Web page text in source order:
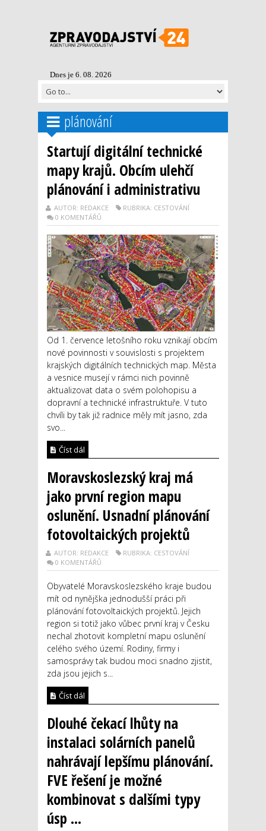
Dnes je 6. 08. 2026
plánování
Startují digitální technické
mapy krajů. Obcím ulehčí
plánování i administrativu
AUTOR: REDAKCE
RUBRIKA: CESTOVÁNÍ
0 KOMENTÁŘŮ
Od 1. července letošního roku vznikají obcím
nové povinnosti v souvislosti s projektem
krajských digitálních technických map. Města
a vesnice musejí v rámci nich povinně
aktualizovat data o svém polohopisu a
dopravní a technické infrastruktuře. V tuto
chvíli by tak již radnice měly mít jasno, zda
svo...
Číst dál
Moravskoslezský kraj má
jako první region mapu
oslunění. Usnadní plánování
fotovoltaických projektů
AUTOR: REDAKCE
RUBRIKA: CESTOVÁNÍ
0 KOMENTÁŘŮ
Obyvatelé Moravskoslezského kraje budou
mít od nynějška jednodušší práci při
plánování fotovoltaických projektů. Jejich
region si totiž jako vůbec první kraj v Česku
nechal zhotovit kompletní mapu oslunění
celého svého území. Rodiny, firmy i
samosprávy tak budou moci snadno zjistit,
zda jsou jejich s...
Číst dál
Dlouhé čekací lhůty na
instalaci solárních panelů
nahrávají lepšímu plánování.
FVE řešení je možné
kombinovat s dalšími typy
úsp ...